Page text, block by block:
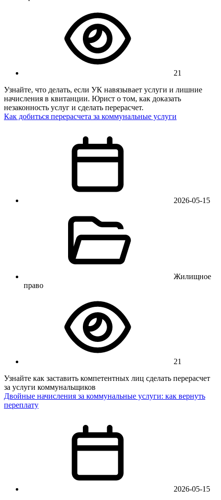
21
Узнайте, что делать, если УК навязывает услуги и лишние
начисления в квитанции. Юрист о том, как доказать
незаконность услуг и сделать перерасчет.
Как добиться перерасчета за коммунальные услуги
2026-05-15
Жилищное
право
21
Узнайте как заставить компетентных лиц сделать перерасчет
за услуги коммунальщиков
Двойные начисления за коммунальные услуги: как вернуть
переплату
2026-05-15